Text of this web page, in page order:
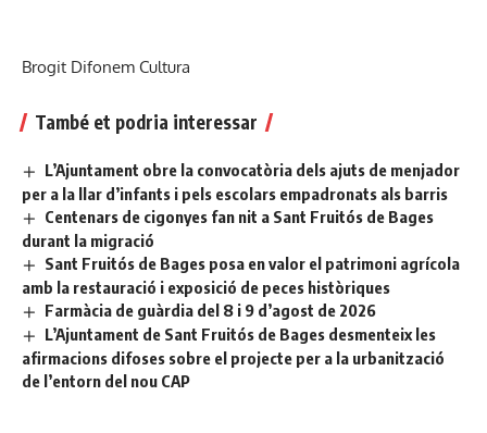
Brogit Difonem Cultura
També et podria interessar
L’Ajuntament obre la convocatòria dels ajuts de menjador
per a la llar d’infants i pels escolars empadronats als barris
Centenars de cigonyes fan nit a Sant Fruitós de Bages
durant la migració
Sant Fruitós de Bages posa en valor el patrimoni agrícola
amb la restauració i exposició de peces històriques
Farmàcia de guàrdia del 8 i 9 d’agost de 2026
L’Ajuntament de Sant Fruitós de Bages desmenteix les
afirmacions difoses sobre el projecte per a la urbanització
de l’entorn del nou CAP